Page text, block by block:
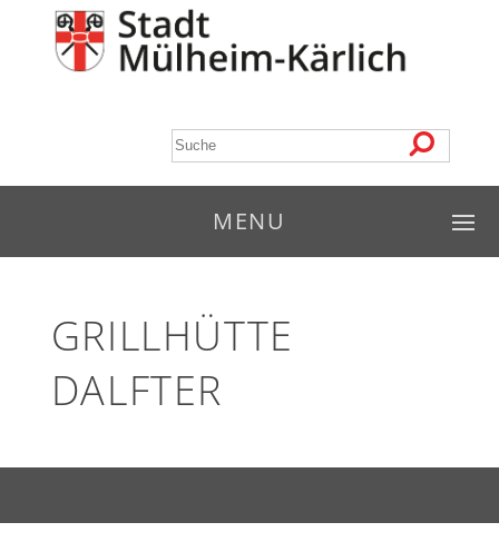
MENU
GRILLHÜTTE
DALFTER